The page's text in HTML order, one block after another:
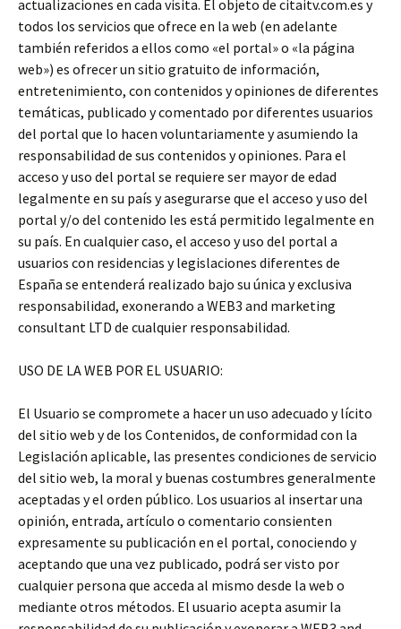
actualizaciones en cada visita. El objeto de citaitv.com.es y
todos los servicios que ofrece en la web (en adelante
también referidos a ellos como «el portal» o «la página
web») es ofrecer un sitio gratuito de información,
entretenimiento, con contenidos y opiniones de diferentes
temáticas, publicado y comentado por diferentes usuarios
del portal que lo hacen voluntariamente y asumiendo la
responsabilidad de sus contenidos y opiniones. Para el
acceso y uso del portal se requiere ser mayor de edad
legalmente en su país y asegurarse que el acceso y uso del
portal y/o del contenido les está permitido legalmente en
su país. En cualquier caso, el acceso y uso del portal a
usuarios con residencias y legislaciones diferentes de
España se entenderá realizado bajo su única y exclusiva
responsabilidad, exonerando a WEB3 and marketing
consultant LTD de cualquier responsabilidad.
USO DE LA WEB POR EL USUARIO:
El Usuario se compromete a hacer un uso adecuado y lícito
del sitio web y de los Contenidos, de conformidad con la
Legislación aplicable, las presentes condiciones de servicio
del sitio web, la moral y buenas costumbres generalmente
aceptadas y el orden público. Los usuarios al insertar una
opinión, entrada, artículo o comentario consienten
expresamente su publicación en el portal, conociendo y
aceptando que una vez publicado, podrá ser visto por
cualquier persona que acceda al mismo desde la web o
mediante otros métodos. El usuario acepta asumir la